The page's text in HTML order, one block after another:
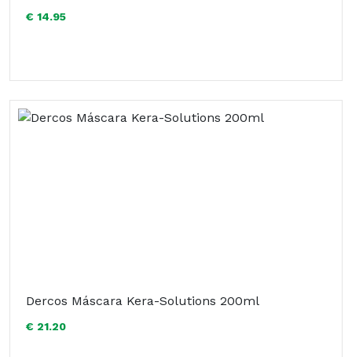
€ 14.95
Dercos Máscara Kera-Solutions 200ml
€ 21.20